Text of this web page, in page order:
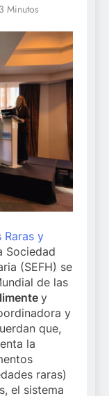
3 Minutos
Raras y
Sociedad
(SEFH) se
de las
y
y
que,
la
raras)
el sistema